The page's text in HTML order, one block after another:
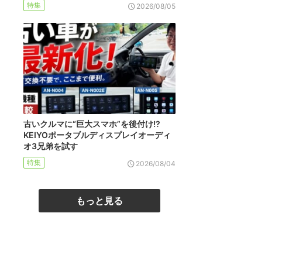
特集 2026/08/05
古いクルマに“巨大スマホ”を後付け!?
KEIYOポータブルディスプレイオーディ
オ3兄弟を試す
特集 2026/08/04
もっと見る